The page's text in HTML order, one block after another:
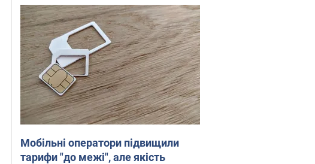
Мобільні оператори підвищили
тарифи "до межі", але якість